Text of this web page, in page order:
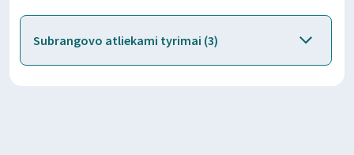
Subrangovo atliekami tyrimai (3)